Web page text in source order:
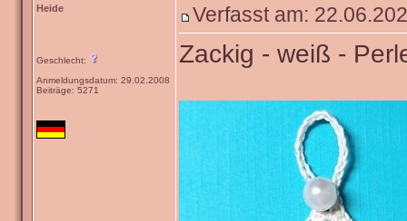
Heide
Geschlecht:
Anmeldungsdatum: 29.02.2008
Beiträge: 5271
Verfasst am:
Zackig - weiß -